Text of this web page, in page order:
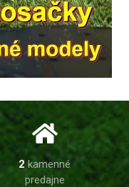
2 kamenné
predajne